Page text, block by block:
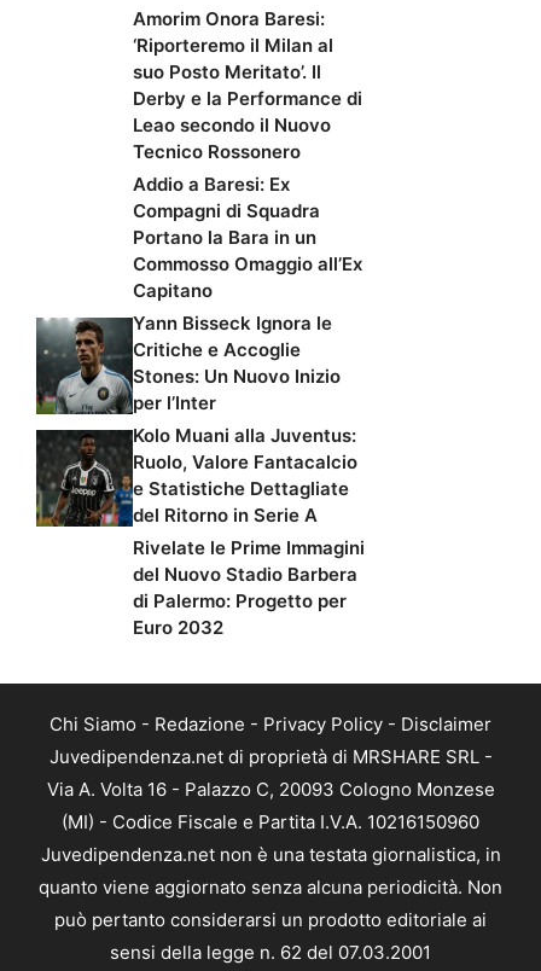
Amorim Onora Baresi:
‘Riporteremo il Milan al
suo Posto Meritato’. Il
Derby e la Performance di
Leao secondo il Nuovo
Tecnico Rossonero
Addio a Baresi: Ex
Compagni di Squadra
Portano la Bara in un
Commosso Omaggio all’Ex
Capitano
Yann Bisseck Ignora le
Critiche e Accoglie
Stones: Un Nuovo Inizio
per l’Inter
Kolo Muani alla Juventus:
Ruolo, Valore Fantacalcio
e Statistiche Dettagliate
del Ritorno in Serie A
Rivelate le Prime Immagini
del Nuovo Stadio Barbera
di Palermo: Progetto per
Euro 2032
Chi Siamo - Redazione - Privacy Policy - Disclaimer
Juvedipendenza.net di proprietà di MRSHARE SRL -
Via A. Volta 16 - Palazzo C, 20093 Cologno Monzese
(MI) - Codice Fiscale e Partita I.V.A. 10216150960
Juvedipendenza.net non è una testata giornalistica, in
quanto viene aggiornato senza alcuna periodicità. Non
può pertanto considerarsi un prodotto editoriale ai
sensi della legge n. 62 del 07.03.2001